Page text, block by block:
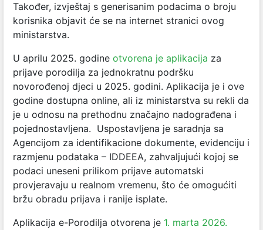
Također, izvještaj s generisanim podacima o broju
korisnika objavit će se na internet stranici ovog
ministarstva.
U aprilu 2025. godine otvorena je aplikacija za
prijave porodilja za jednokratnu podršku
novorođenoj djeci u 2025. godini. Aplikacija je i ove
godine dostupna online, ali iz ministarstva su rekli da
je u odnosu na prethodnu značajno nadograđena i
pojednostavljena. Uspostavljena je saradnja sa
Agencijom za identifikacione dokumente, evidenciju i
razmjenu podataka – IDDEEA, zahvaljujući kojoj se
podaci uneseni prilikom prijave automatski
provjeravaju u realnom vremenu, što će omogućiti
bržu obradu prijava i ranije isplate.
Aplikacija e-Porodilja otvorena je 1. marta 2026.